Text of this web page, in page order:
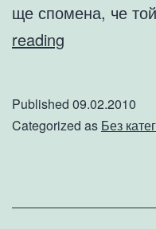
ще спомена, че
reading
от
Published 09.02.2010
Categorized as Без